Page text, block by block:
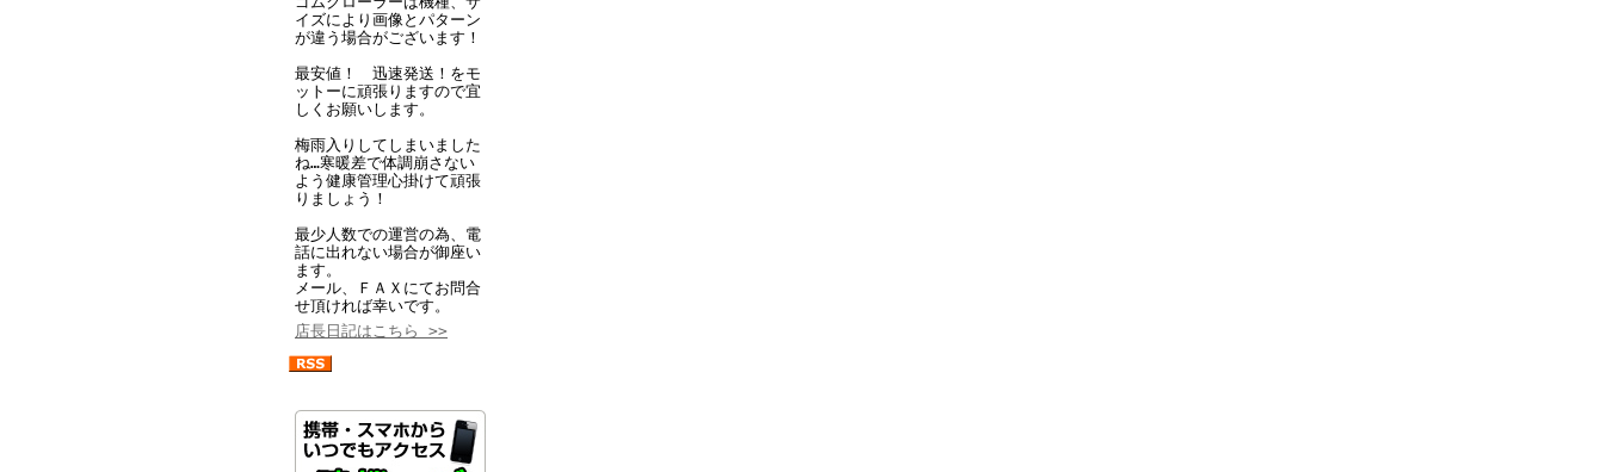
イズにより画像とパターン
が違う場合がございます！
最安値！ 迅速発送！をモ
ットーに頑張りますので宜
しくお願いします。
梅雨入りしてしまいました
ね…寒暖差で体調崩さない
よう健康管理心掛けて頑張
りましょう！
最少人数での運営の為、電
話に出れない場合が御座い
ます。
メール、ＦＡＸにてお問合
せ頂ければ幸いです。
店長日記はこちら >>